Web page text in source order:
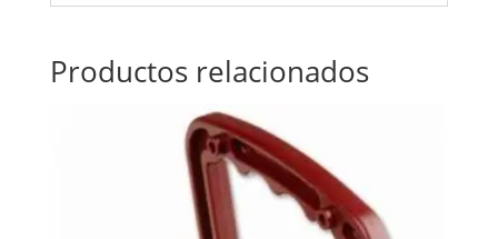
Productos relacionados